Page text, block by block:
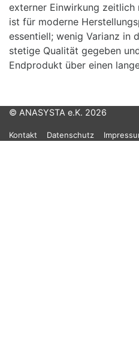
externer Einwirkung
ist für moderne
essentiell; wenig Varianz in
stetige Qualität gegeben
Endprodukt über einen
© ANASYSTA e.K. 2026
Kontakt Datenschutz